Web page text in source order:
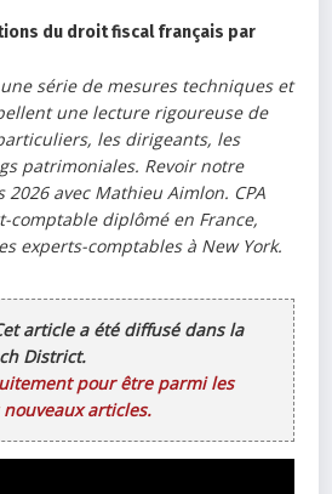
du droit fiscal français par
une série de mesures techniques et
une lecture rigoureuse de
les dirigeants, les
patrimoniales. Revoir notre
avec Mathieu Aimlon. CPA
comptable diplômé en France,
experts-comptables à New York.
article a été diffusé dans la
District.
pour être parmi les
articles.